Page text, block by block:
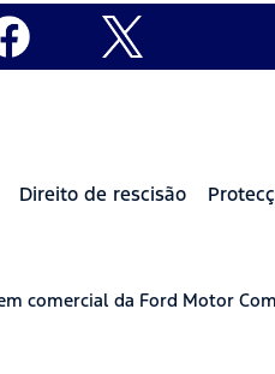
Direito de rescisão
comercial da Ford Motor